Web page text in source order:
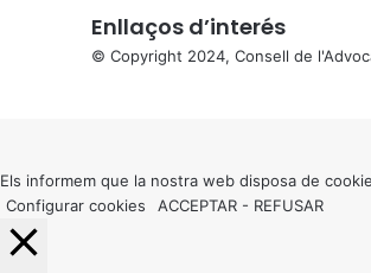
Enllaços d’interés
© Copyright 2024, Consell de
button
Els informem que la nostra web disposa de
Configurar cookies
ACCEPTAR - REFUSAR